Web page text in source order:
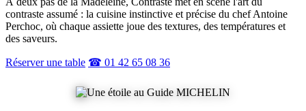
contraste assumé : la cuisine instinctive et précise du chef Antoine
Perchoc, où chaque assiette joue des textures, des températures et
des saveurs.
Réserver une table ☎ 01 42 65 08 36